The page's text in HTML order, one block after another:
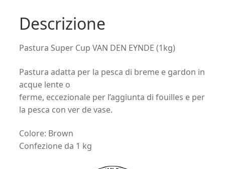
era:
5,30€.
è:
4,70€.
Descrizione
Pastura Super Cup VAN DEN EYNDE (1kg)
Pastura adatta per la pesca di breme e gardon in
acque lente o
ferme, eccezionale per l’aggiunta di fouilles e per
la pesca con ver de vase.
Colore: Brown
Confezione da 1 kg